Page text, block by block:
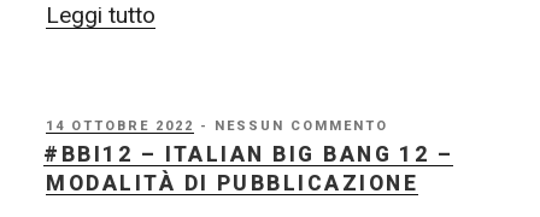
Leggi tutto
Big
Bang
12
PUBBLICATO
IL
14 OTTOBRE 2022 - NESSUN COMMENTO
#BBI12 – ITALIAN BIG BANG 12 –
MODALITÀ DI PUBBLICAZIONE